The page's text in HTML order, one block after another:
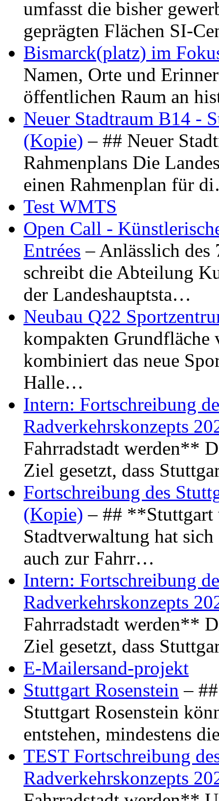
umfasst die bisher
geprägten Flächen SI-
Bismarck(platz) im
Namen, Orte und
öffentlichen Raum an
Neuer Stadtraum B14 -
(Kopie) – ## Neuer
Rahmenplans Die
einen Rahmenplan für
Test WMTS
Open Call -
Entrées – Anlässlich
schreibt die Abteilung
der Landeshauptsta…
Neubau Q22
kompakten Grundfläche
kombiniert das neue
Halle…
Intern: Fortschreibung
Radverkehrskonzepts
Fahrradstadt werden**
Ziel gesetzt, dass
Fortschreibung des
(Kopie) – ## **Stuttgart
Stadtverwaltung hat
auch zur Fahrr…
Intern: Fortschreibung
Radverkehrskonzepts
Fahrradstadt werden**
Ziel gesetzt, dass
E-Mailersand-projekt
Stuttgart Rosenstein –
Stuttgart Rosenstein
entstehen, mindestens
TEST Fortschreibung
Radverkehrskonzepts